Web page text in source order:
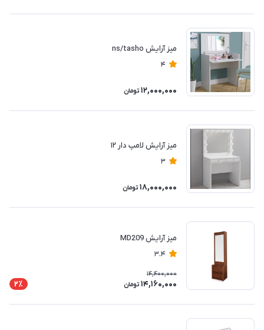
میز آرایش ns/tasho
4
12,000,000 تومان
میز آرایش لامپ دار ۱۲
3
18,000,000 تومان
میز آرایش MD209
3.4
14,400,000
14,160,000 تومان 2٪